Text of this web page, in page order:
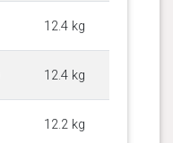
12.4 kg
12.4 kg
12.2 kg